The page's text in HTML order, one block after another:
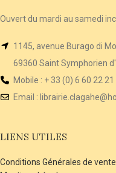
Ouvert du mardi au samedi
1145, avenue Burago di
69360 Saint Symphorien
Mobile : + 33 (0) 6 60 22 21
Email : librairie
LIENS UTILES
Conditions Générales de vente